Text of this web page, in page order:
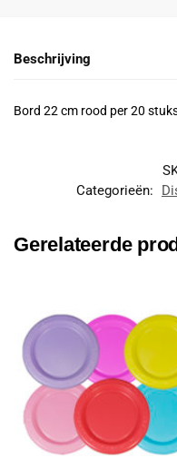
Beschrijving
Bord 22 cm rood per 20
Categorieën:
Gerelateerde